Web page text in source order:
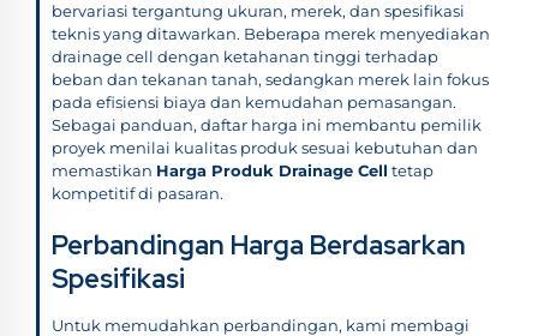
bervariasi tergantung ukuran, merek, dan spesifikasi
teknis yang ditawarkan. Beberapa merek menyediakan
drainage cell dengan ketahanan tinggi terhadap
beban dan tekanan tanah, sedangkan merek lain fokus
pada efisiensi biaya dan kemudahan pemasangan.
Sebagai panduan, daftar harga ini membantu pemilik
proyek menilai kualitas produk sesuai kebutuhan dan
memastikan Harga Produk Drainage Cell tetap
kompetitif di pasaran.
Perbandingan Harga Berdasarkan
Spesifikasi
Untuk memudahkan perbandingan, kami membagi